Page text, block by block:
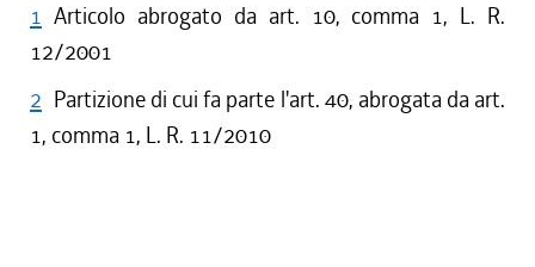
1 Articolo abrogato da art. 10, comma 1, L. R.
12/2001
2 Partizione di cui fa parte l'art. 40, abrogata da art.
1, comma 1, L. R. 11/2010